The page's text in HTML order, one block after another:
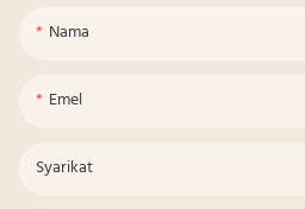
Nama
Emel
Syarikat